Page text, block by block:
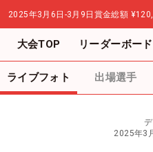
2025年3月6日-3月9日 賞金総額
大会TOP リーダーボード
ライブフォト 出場選手
2025年3